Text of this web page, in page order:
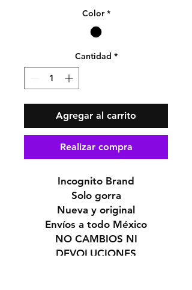
Color *
Cantidad *
Agregar al carrito
Realizar compra
Incognito Brand
Solo gorra
Nueva y original
Envíos a todo México
NO CAMBIOS NI
DEVOLUCIONES